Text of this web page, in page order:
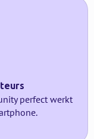
perfect werkt